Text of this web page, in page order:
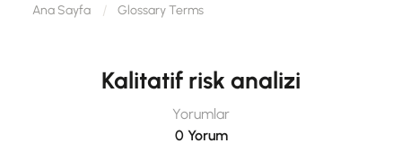
Ana Sayfa Glossary Terms
Kalitatif risk analizi
Yorumlar
0 Yorum